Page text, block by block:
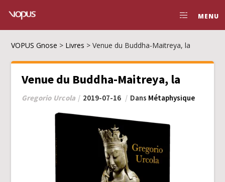
MENU
VOPUS Gnose > Livres >Venue du Buddha-Maitreya, la
Venue du Buddha-Maitreya, la
Gregorio Urcola 2019-07-16 Dans Métaphysique